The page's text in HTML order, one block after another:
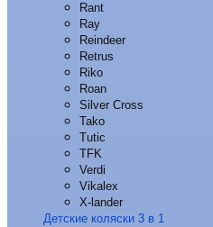
Rant
Ray
Reindeer
Retrus
Riko
Roan
Silver Cross
Tako
Tutic
TFK
Verdi
Vikalex
X-lander
Детские коляски 3 в 1